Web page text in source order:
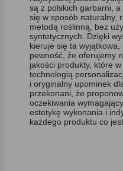
są z polskich garbarni,
się w sposób naturalny,
metodą roślinną, bez
syntetycznych. Dzięki
kieruje się ta
pewność, że oferujemy
jakości produkty, które
technologią
i oryginalny upominek
przekonani, że
oczekiwania
estetykę wykonania i
każdego produktu co